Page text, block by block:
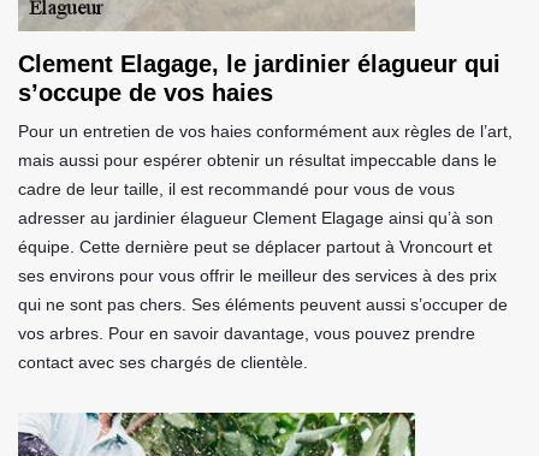
Clement Elagage, le jardinier élagueur qui
s’occupe de vos haies
Pour un entretien de vos haies conformément aux règles de l’art,
mais aussi pour espérer obtenir un résultat impeccable dans le
cadre de leur taille, il est recommandé pour vous de vous
adresser au jardinier élagueur Clement Elagage ainsi qu’à son
équipe. Cette dernière peut se déplacer partout à Vroncourt et
ses environs pour vous offrir le meilleur des services à des prix
qui ne sont pas chers. Ses éléments peuvent aussi s’occuper de
vos arbres. Pour en savoir davantage, vous pouvez prendre
contact avec ses chargés de clientèle.